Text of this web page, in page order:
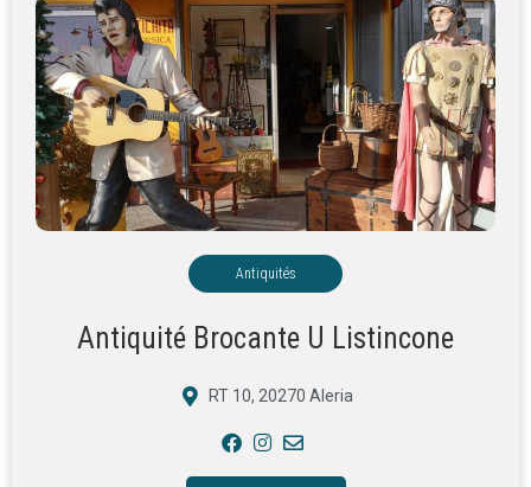
Antiquités
Antiquité Brocante U Listincone
RT 10, 20270 Aleria